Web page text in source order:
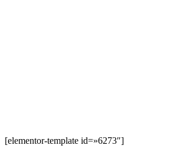
[elementor-template id=»6273″]